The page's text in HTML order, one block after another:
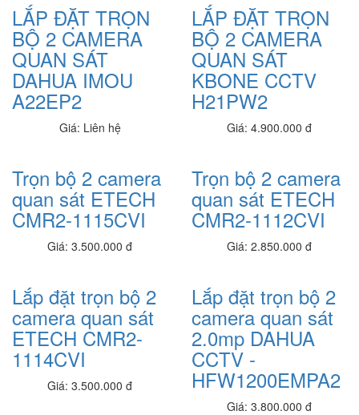
15,780,000 đ
Dell Inspiron N3511_i3
15,350,000 đ
Dell Latitude 3410 L3410I5SSD
20,700,000 đ
Dell Inspiron 3501
Dell Inspiron N3501B
20,650,000 đ
Ổ cứng SSD RCE 120GB
380,000 đ
640,000 đ
Ổ cứng SSD 128GB XSTAR
395,000 đ
180,000 đ
LẮP ĐẶT TRỌN
BỘ 2 CAMERA
QUAN SÁT
DAHUA IMOU
A22EP2
Giá: Liên hệ
LẮP ĐẶT TRỌN
BỘ 2 CAMERA
QUAN SÁT
KBONE CCTV
H21PW2
Giá: 4.900.000 đ
Trọn bộ 2 camera
quan sát ETECH
CMR2-1115CVI
Giá: 3.500.000 đ
Trọn bộ 2 camera
quan sát ETECH
CMR2-1112CVI
Giá: 2.850.000 đ
Lắp đặt trọn bộ 2
camera quan sát
ETECH CMR2-
1114CVI
Giá: 3.500.000 đ
Lắp đặt trọn bộ 2
camera quan sát
2.0mp DAHUA
CCTV -
HFW1200EMPA2
Giá: 3.800.000 đ